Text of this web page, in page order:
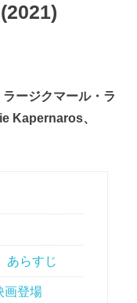
ージクマール・ラ
Kapernaros、
あらすじ
画登場